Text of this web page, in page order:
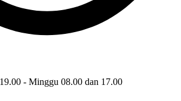
- Minggu 08.00 dan 17.00